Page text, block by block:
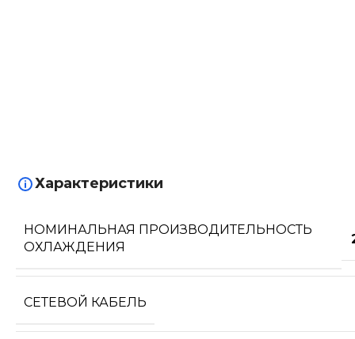
Характеристики
НОМИНАЛЬНАЯ ПРОИЗВОДИТЕЛЬНОСТЬ
ОХЛАЖДЕНИЯ
СЕТЕВОЙ КАБЕЛЬ